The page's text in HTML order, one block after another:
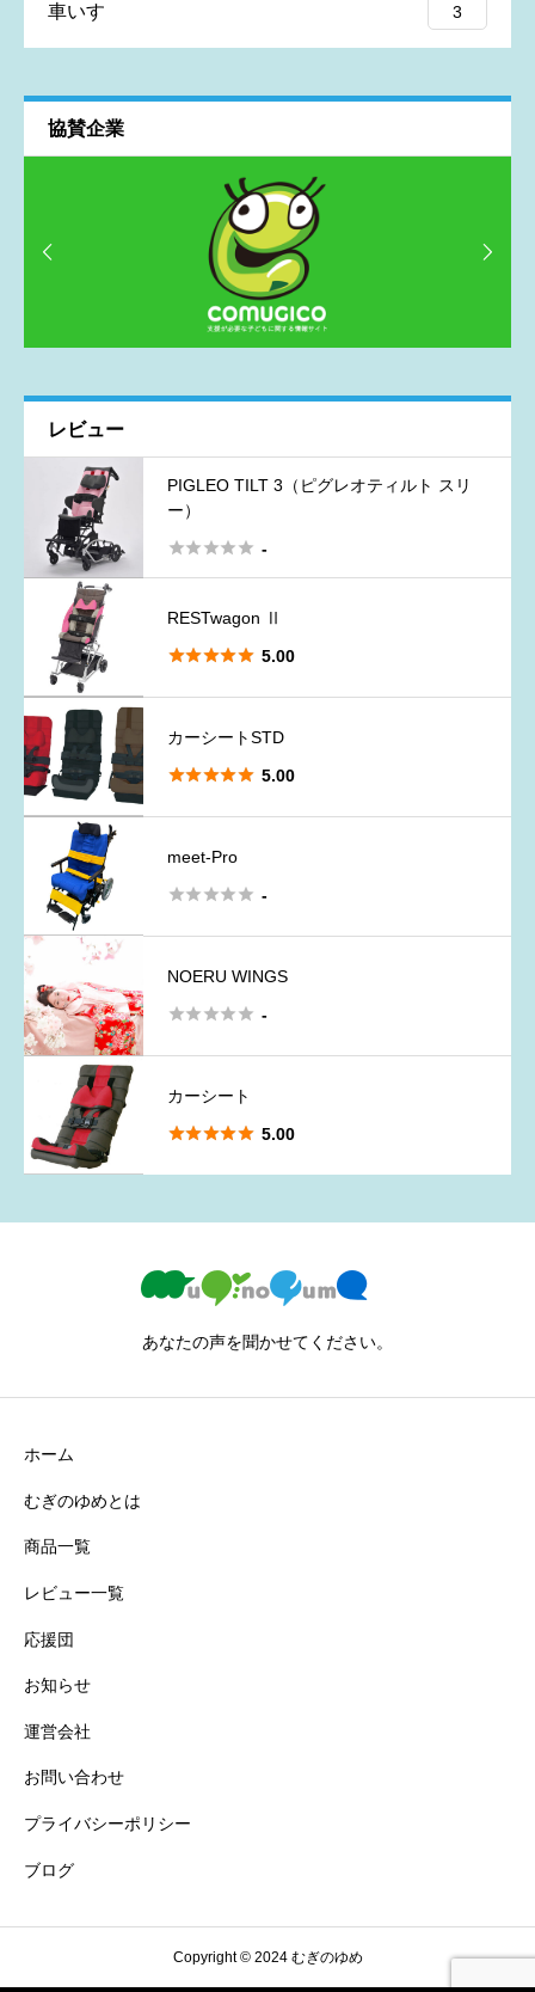
※むぎのゆめを見てご購入を決めた方はその旨をレビューにご
記入いただけるとうれしいです！
レビュー投稿の注意点
悪意のある投稿や個人情報に関する内容はお控えください
車いす 3
協賛企業
 
レビュー
PIGLEO TILT 3（ピグレオティルト スリ
ー）
 -
RESTwagon Ⅱ
 5.00
カーシートSTD
 5.00
meet-Pro
 -
NOERU WINGS
 -
カーシート
 5.00
あなたの声を聞かせてください。
ホーム
むぎのゆめとは
商品一覧
レビュー一覧
応援団
お知らせ
運営会社
お問い合わせ
プライバシーポリシー
ブログ
Copyright © 2024 むぎのゆめ